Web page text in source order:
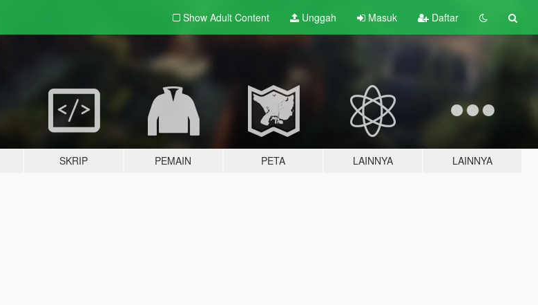
Show Adult Content Unggah Masuk Daftar
SKRIP PEMAIN PETA LAINNYA LAINNYA